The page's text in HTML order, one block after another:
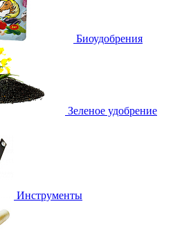
Биоудобрения
Зеленое удобрение
Инструменты